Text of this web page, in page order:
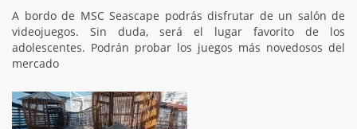
A bordo de MSC Seascape podrás disfrutar de un salón de
videojuegos. Sin duda, será el lugar favorito de los
adolescentes. Podrán probar los juegos más novedosos del
mercado